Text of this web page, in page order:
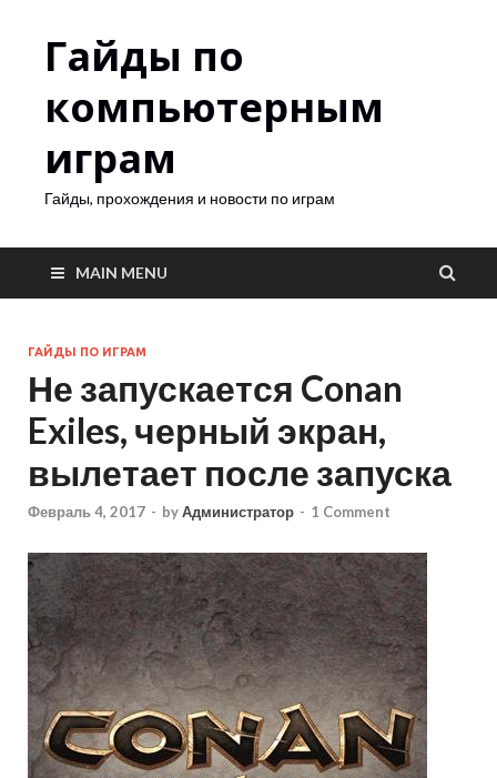
Гайды по
компьютерным
играм
Гайды, прохождения и новости по играм
MAIN MENU
ГАЙДЫ ПО ИГРАМ
Не запускается Conan
Exiles, черный экран,
вылетает после запуска
Февраль 4, 2017 - byАдминистратор - 1 Comment